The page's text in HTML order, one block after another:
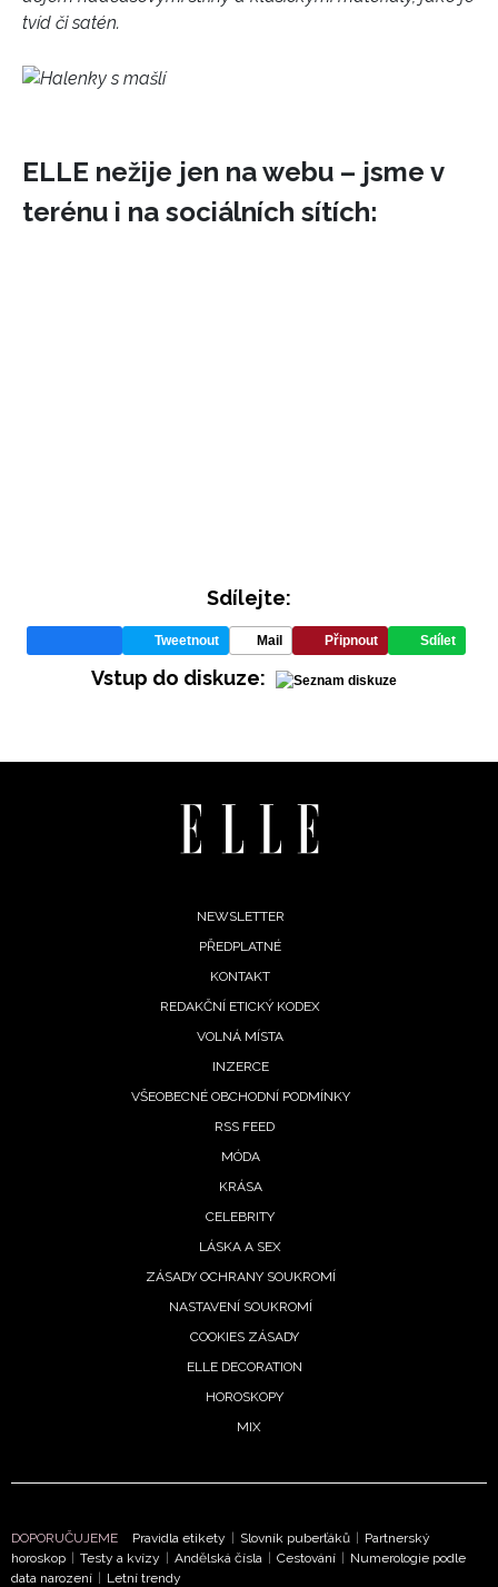
HOME
tvíd či satén.
ELLE nežije jen na webu – jsme v
terénu i na sociálních sítích:
Sdílejte:
Tweetnout Mail Připnout Sdílet
Vstup do diskuze:
NEWSLETTER
PŘEDPLATNÉ
KONTAKT
REDAKČNÍ ETICKÝ KODEX
VOLNÁ MÍSTA
INZERCE
VŠEOBECNÉ OBCHODNÍ PODMÍNKY
RSS FEED
MÓDA
KRÁSA
CELEBRITY
LÁSKA A SEX
ZÁSADY OCHRANY SOUKROMÍ
NASTAVENÍ SOUKROMÍ
COOKIES ZÁSADY
ELLE DECORATION
HOROSKOPY
MIX
DOPORUČUJEME Pravidla etikety | Slovník puberťáků | Partnerský
horoskop | Testy a kvízy | Andělská čísla | Cestování | Numerologie podle
data narození | Letní trendy